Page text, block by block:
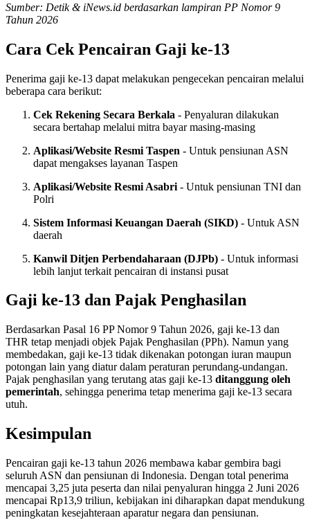
Sumber: Detik & iNews.id berdasarkan lampiran PP Nomor 9
Tahun 2026
Cara Cek Pencairan Gaji ke-13
Penerima gaji ke-13 dapat melakukan pengecekan pencairan melalui
beberapa cara berikut:
Cek Rekening Secara Berkala - Penyaluran dilakukan
secara bertahap melalui mitra bayar masing-masing
Aplikasi/Website Resmi Taspen - Untuk pensiunan ASN
dapat mengakses layanan Taspen
Aplikasi/Website Resmi Asabri - Untuk pensiunan TNI dan
Polri
Sistem Informasi Keuangan Daerah (SIKD) - Untuk ASN
daerah
Kanwil Ditjen Perbendaharaan (DJPb) - Untuk informasi
lebih lanjut terkait pencairan di instansi pusat
Gaji ke-13 dan Pajak Penghasilan
Berdasarkan Pasal 16 PP Nomor 9 Tahun 2026, gaji ke-13 dan
THR tetap menjadi objek Pajak Penghasilan (PPh). Namun yang
membedakan, gaji ke-13 tidak dikenakan potongan iuran maupun
potongan lain yang diatur dalam peraturan perundang-undangan.
Pajak penghasilan yang terutang atas gaji ke-13 ditanggung oleh
pemerintah, sehingga penerima tetap menerima gaji ke-13 secara
utuh.
Kesimpulan
Pencairan gaji ke-13 tahun 2026 membawa kabar gembira bagi
seluruh ASN dan pensiunan di Indonesia. Dengan total penerima
mencapai 3,25 juta peserta dan nilai penyaluran hingga 2 Juni 2026
mencapai Rp13,9 triliun, kebijakan ini diharapkan dapat mendukung
peningkatan kesejahteraan aparatur negara dan pensiunan.